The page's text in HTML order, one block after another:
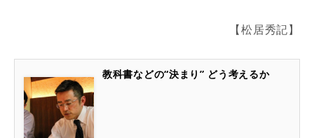
【松居秀記】
教科書などの“決まり” どう考えるか